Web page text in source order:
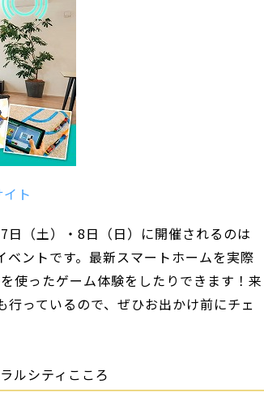
ト
日（土）・8日（日）に開催されるのは
ベントです。最新スマートホームを実際
使ったゲーム体験をしたりできます！来
っているので、ぜひお出かけ前にチェ
ルシティこころ